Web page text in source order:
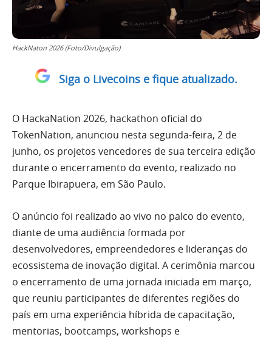
HackNaton 2026 (Foto/Divulgação)
Siga o Livecoins e fique atualizado.
O HackaNation 2026, hackathon oficial do
TokenNation, anunciou nesta segunda-feira, 2 de
junho, os projetos vencedores de sua terceira edição
durante o encerramento do evento, realizado no
Parque Ibirapuera, em São Paulo.
O anúncio foi realizado ao vivo no palco do evento,
diante de uma audiência formada por
desenvolvedores, empreendedores e lideranças do
ecossistema de inovação digital. A cerimônia marcou
o encerramento de uma jornada iniciada em março,
que reuniu participantes de diferentes regiões do
país em uma experiência híbrida de capacitação,
mentorias, bootcamps, workshops e